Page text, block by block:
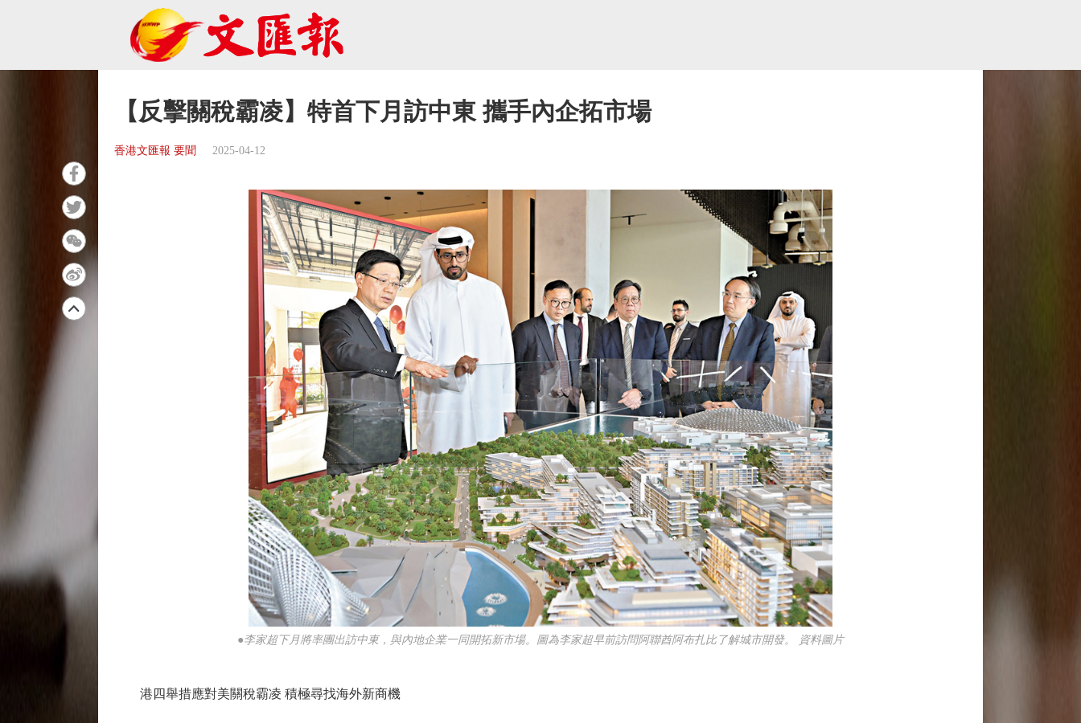
【反擊關稅霸凌】特首下月訪中東 攜手內企拓市場
香港文匯報 要聞 2025-04-12
●李家超下月將率團出訪中東，與內地企業一同開拓新市場。圖為李家超早前訪問阿聯酋阿布扎比了解城市開發。 資料圖片
港四舉措應對美關稅霸凌 積極尋找海外新商機